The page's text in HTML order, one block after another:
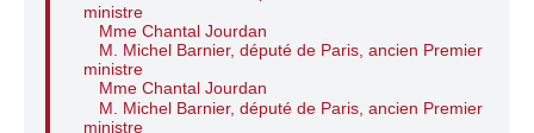
ministre
Mme Chantal Jourdan
M. Michel Barnier, député de Paris, ancien Premier
ministre
Mme Chantal Jourdan
M. Michel Barnier, député de Paris, ancien Premier
ministre